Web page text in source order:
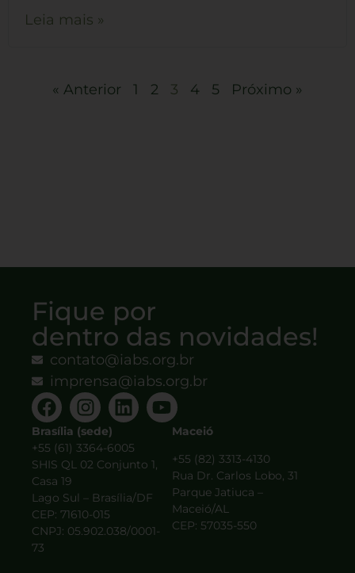
Leia mais »
« Anterior 1 2 3 4 5 Próximo »
Fique por
dentro das novidades!
contato@iabs.org.br
imprensa@iabs.org.br
Brasília (sede)
+55 (61) 3364-6005
SHIS QL 02 Conjunto 1,
Casa 19
Lago Sul – Brasília/DF
CEP: 71610-015
CNPJ: 05.902.038/0001-
73
Maceió
+55 (82) 3313-4130
Rua Dr. Carlos Lobo, 31
Parque Jatiuca –
Maceió/AL
CEP: 57035-550